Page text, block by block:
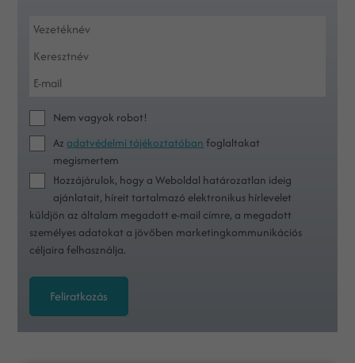
Nem vagyok robot!
Azadatvédelmi tájékoztatóban foglaltakat
megismertem
Hozzájárulok, hogy a Weboldal határozatlan ideig
ajánlatait, híreit tartalmazó elektronikus hírlevelet
küldjön az általam megadott e-mail címre, a megadott
személyes adatokat a jövőben marketingkommunikációs
céljaira felhasználja.
Feliratkozás